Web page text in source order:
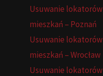
Usuwanie
mieszkań – Poznań
Usuwanie
mieszkań – Wrocław
Usuwanie